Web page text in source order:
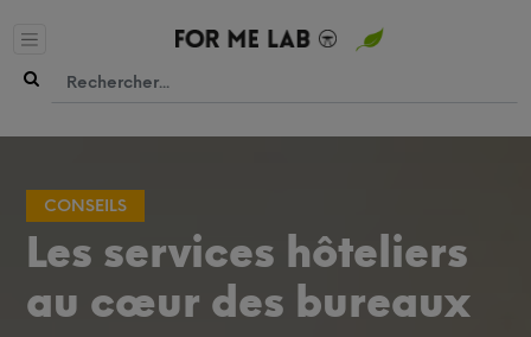
CONSEILS
Les services hôteliers
au cœur des bureaux